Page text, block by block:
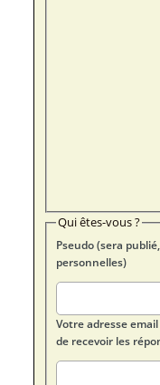
Qui êtes-vous ?
Pseudo (sera
personnelles)
Votre adresse
de recevoir les